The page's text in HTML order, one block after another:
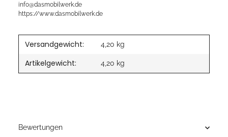
info@dasmobilwerk.de
https://www.dasmobilwerk.de
Versandgewicht: 4,20 kg
Artikelgewicht: 4,20 kg
Bewertungen